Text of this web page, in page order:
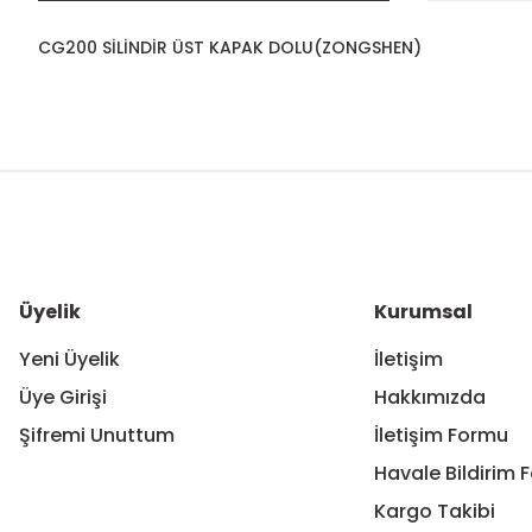
CG200 SİLİNDİR ÜST KAPAK DOLU(ZONGSHEN)
Ürün bilgilerinde hatalar bulunuyor.
Üyelik
Yeni Üyelik
Üye Girişi
Şifremi Unuttum
Kurumsal
İletişim
Hakkımızda
İletişim Formu
Havale Bildirim
Kargo Takibi